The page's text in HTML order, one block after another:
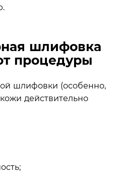
шлифовка
процедуры
шлифовки (особенно,
действительно